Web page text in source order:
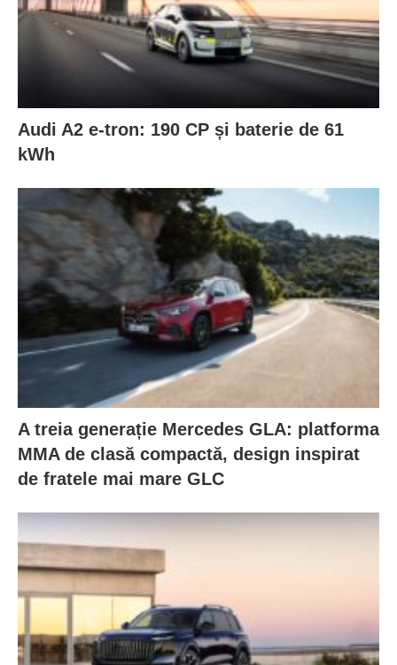
Audi A2 e-tron: 190 CP și baterie de 61
kWh
A treia generație Mercedes GLA: platforma
MMA de clasă compactă, design inspirat
de fratele mai mare GLC